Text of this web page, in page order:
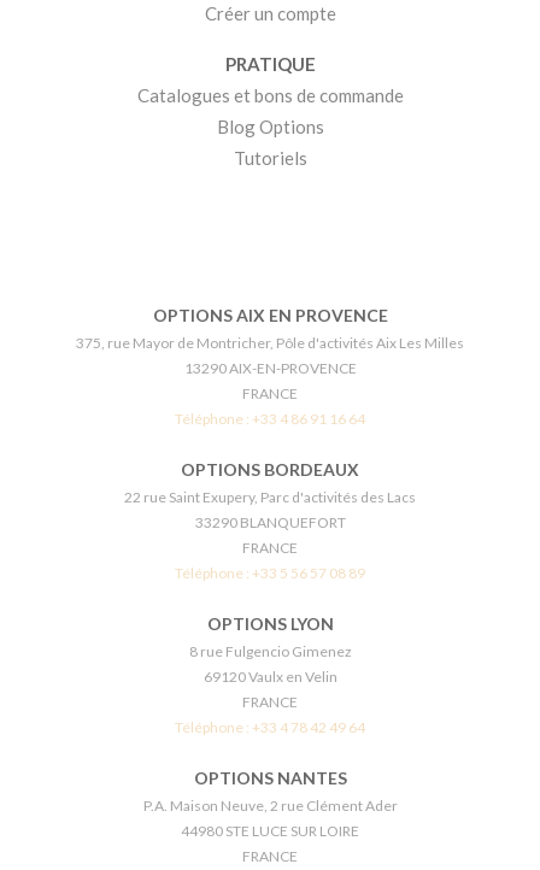
Créer un compte
PRATIQUE
Catalogues et bons de commande
Blog Options
Tutoriels
OPTIONS AIX EN PROVENCE
375, rue Mayor de Montricher, Pôle d'activités Aix Les Milles
13290 AIX-EN-PROVENCE
FRANCE
Téléphone : +33 4 86 91 16 64
OPTIONS BORDEAUX
22 rue Saint Exupery, Parc d'activités des Lacs
33290 BLANQUEFORT
FRANCE
Téléphone : +33 5 56 57 08 89
OPTIONS LYON
8 rue Fulgencio Gimenez
69120 Vaulx en Velin
FRANCE
Téléphone : +33 4 78 42 49 64
OPTIONS NANTES
P.A. Maison Neuve, 2 rue Clément Ader
44980 STE LUCE SUR LOIRE
FRANCE